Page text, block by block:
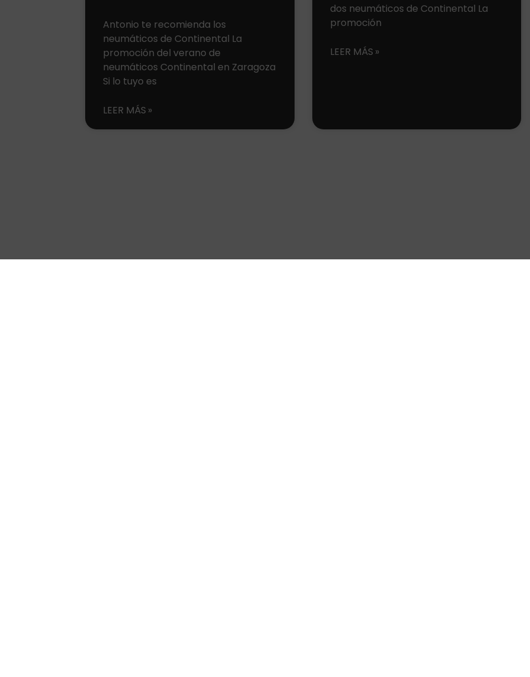
Antonio te recomienda los
neumáticos de Continental La
promoción del verano de
neumáticos Continental en Zaragoza
Si lo tuyo es
LEER MÁS
dos neumáticos de Continental La
promoción
LEER MÁS